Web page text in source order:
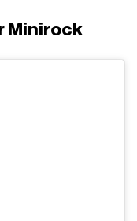
Minirock